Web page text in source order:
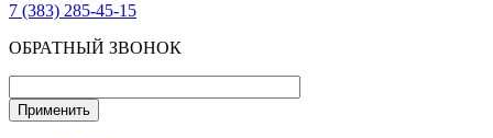
7 (383) 285-45-15
ОБРАТНЫЙ ЗВОНОК